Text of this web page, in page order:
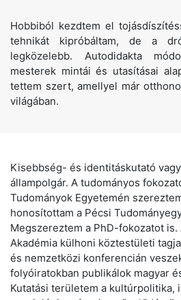
Hobbiból kezdtem el
tehnikát kipróbáltam, de a
legközelebb. Autodidakta
mesterek mintái és utasításai
tettem szert, amellyel már
világában.
Kisebbség- és identitáskutató
állampolgár. A tudományos
Tudományok Egyetemén
honosítottam a Pécsi
Megszereztem a PhD-fokozatot is.
Akadémia külhoni köztestületi
és nemzetközi konferencián
folyóiratokban publikálok magyar
Kutatási területem a kultúrpolitika,